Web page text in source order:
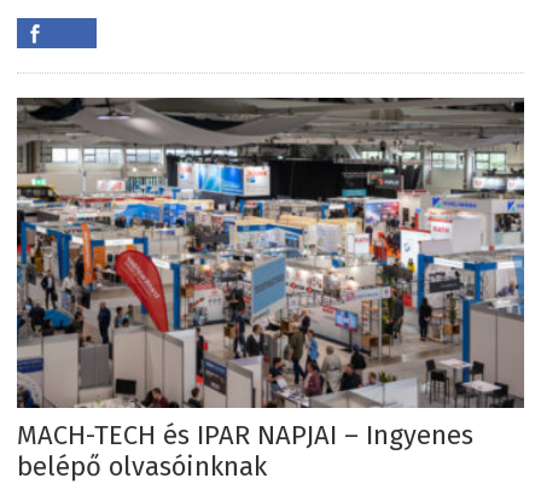
MACH-TECH és IPAR NAPJAI – Ingyenes
belépő olvasóinknak